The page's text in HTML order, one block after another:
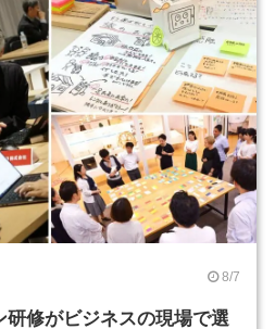
8/7
研修がビジネスの現場で選